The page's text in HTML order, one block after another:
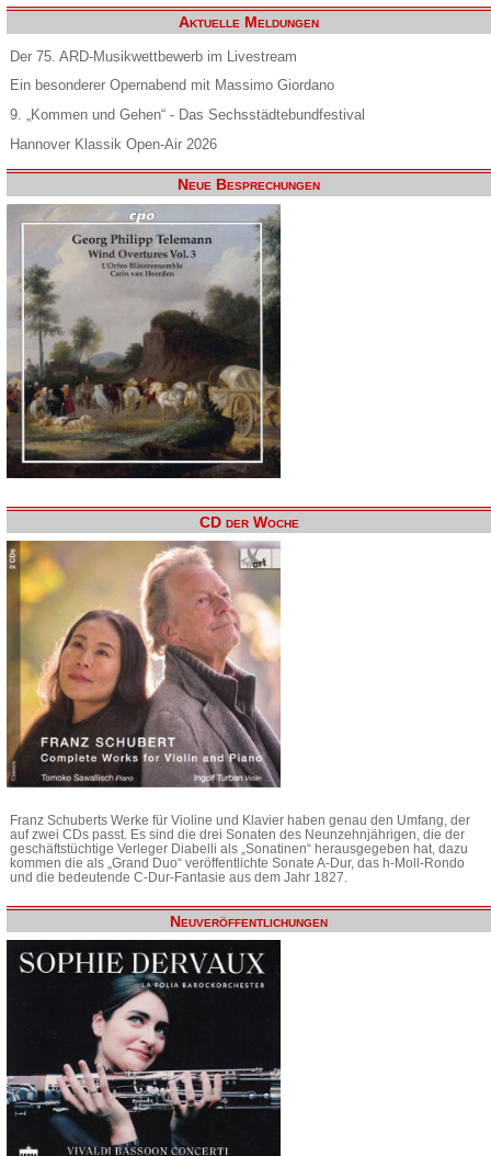
Aktuelle Meldungen
Der 75. ARD-Musikwettbewerb im Livestream
Ein besonderer Opernabend mit Massimo Giordano
9. „Kommen und Gehen“ - Das Sechsstädtebundfestival
Hannover Klassik Open-Air 2026
Neue Besprechungen
CD der Woche
Franz Schuberts Werke für Violine und Klavier haben genau den Umfang, der
auf zwei CDs passt. Es sind die drei Sonaten des Neunzehnjährigen, die der
geschäftstüchtige Verleger Diabelli als „Sonatinen“ herausgegeben hat, dazu
kommen die als „Grand Duo“ veröffentlichte Sonate A-Dur, das h-Moll-Rondo
und die bedeutende C-Dur-Fantasie aus dem Jahr 1827.
Neuveröffentlichungen